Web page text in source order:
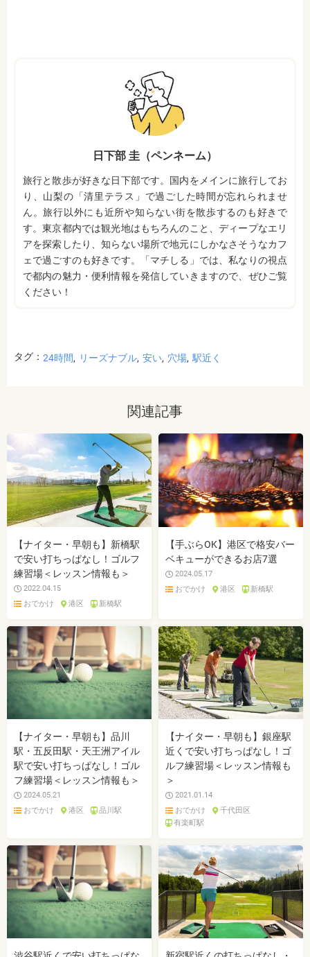
日下部 圭（ペンネーム）
旅行と散歩が好きな日下部です。国内をメインに旅行してお
り、山梨の「清里テラス」で過ごした時間が忘れられませ
ん。旅行以外にも近所や知らない街を散歩するのも好きで
す。東京都内では観光地はもちろんのこと、ディープなエリ
アを探索したり、知らない場所で地元にしかなさそうなカフ
ェで過ごすのも好きです。「マチしる」では、私なりの視点
で都内の魅力・便利情報を発信していきますので、ぜひご覧
ください！
タグ： 24時間 リーズナブル 安い 穴場 駅近く
関連記事
【ナイター・早朝も】新橋駅
で安い打ちっぱなし！ゴルフ
練習場＜レッスン情報も＞
2022.04.15
おでかけ
港区 新橋駅
【手ぶらOK】港区で格安バー
ベキューができるお店7選
2024.05.17
おでかけ
港区 新橋駅
【ナイター・早朝も】品川
駅・五反田駅・天王洲アイル
駅で安い打ちっぱなし！ゴル
フ練習場＜レッスン情報も＞
2024.05.21
おでかけ
港区 品川駅
【ナイター・早朝も】銀座駅
近くで安い打ちっぱなし！ゴ
ルフ練習場＜レッスン情報も
＞
2021.01.14
おでかけ
千代田区
有楽町駅